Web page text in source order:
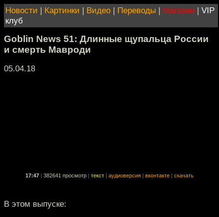
Новости | Картинки | Видео | Переводы | Магазин | VIP
клуб
Goblin News 51: Длинные щупальца России
и смерть Мавроди
05.04.18
17:47 382641 просмотр текст аудиоверсия вконтакте скачать
В этом выпуске: